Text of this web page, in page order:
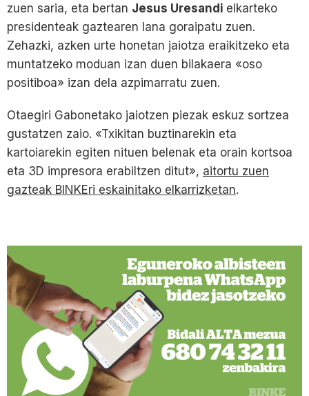
zuen saria, eta bertan Jesus Uresandi elkarteko
presidenteak gaztearen lana goraipatu zuen.
Zehazki, azken urte honetan jaiotza eraikitzeko eta
muntatzeko moduan izan duen bilakaera «oso
positiboa» izan dela azpimarratu zuen.
Otaegiri Gabonetako jaiotzen piezak eskuz sortzea
gustatzen zaio. «Txikitan buztinarekin eta
kartoiarekin egiten nituen belenak eta orain kortsoa
eta 3D impresora erabiltzen ditut», aitortu zuen
gazteak BINKEri eskainitako elkarrizketan.